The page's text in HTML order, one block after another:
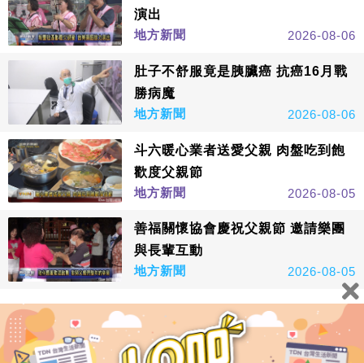
演出
地方新聞
2026-08-06
肚子不舒服竟是胰臟癌 抗癌16月戰
勝病魔
地方新聞
2026-08-06
斗六暖心業者送愛父親 肉盤吃到飽
歡度父親節
地方新聞
2026-08-05
善福關懷協會慶祝父親節 邀請樂團
與長輩互動
地方新聞
2026-08-05
看更多